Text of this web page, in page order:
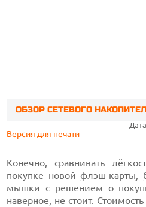
ОБЗОР СЕТЕВОГО НАКОПИТЕЛЯ
Версия для печати
Конечно, сравнивать
покупке новойфлэш-карты,
мышки с решением о
наверное, не стоит.